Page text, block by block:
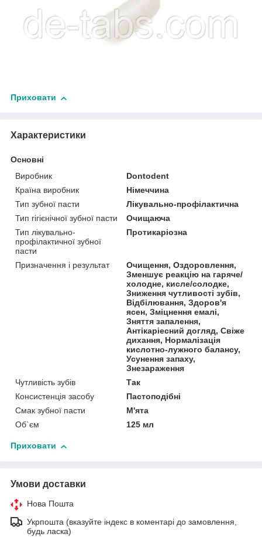
Приховати
Характеристики
Основні
Виробник
Dontodent
Країна виробник
Німеччина
Тип зубної пасти
Лікувально-профілактична
Тип гігієнічної зубної пасти
Очищаюча
Тип лікувально-
профілактичної зубної
пасти
Протикаріозна
Призначення і результат
Очищення, Оздоровлення,
Зменшує реакцію на гаряче/
холодне, кисле/солодке,
Зниження чутливості зубів,
Відбілювання, Здоров'я
ясен, Зміцнення емалі,
Зняття запалення,
Антікаріесний догляд, Свіже
дихання, Нормалізація
кислотно-лужного балансу,
Усунення запаху,
Знезараження
Чутливість зубів
Так
Консистенція засобу
Пастоподібні
Смак зубної пасти
М'ята
Об`єм
125 мл
Приховати
Умови доставки
Нова Пошта
Укрпошта (вказуйте індекс в коментарі до замовлення,
будь ласка)